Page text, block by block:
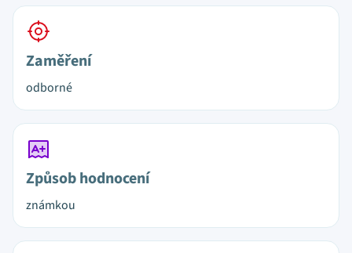
Zaměření
odborné
Způsob hodnocení
známkou